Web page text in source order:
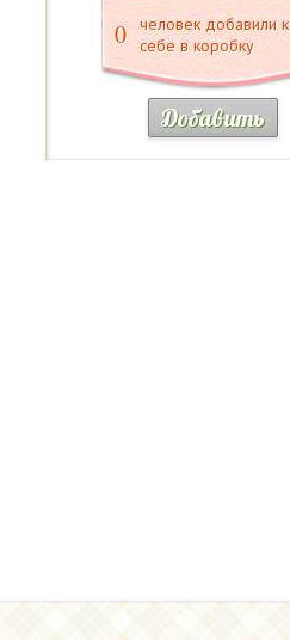
0
человек добавили к
себе в коробку
Добавить